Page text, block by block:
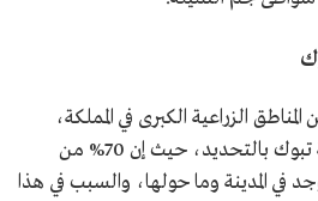
الزراعية الكبرى في المملكة،
وتتركز الزراعة فيها في مدينة تبوك بالتحديد، حيث إن 70% من
في المدينة وما حولها، والسبب في هذا